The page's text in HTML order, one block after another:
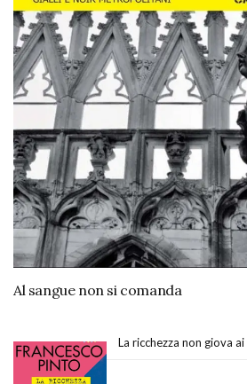
Al sangue non si comanda
La ricchezza non giova